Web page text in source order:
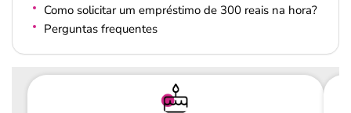
Como solicitar um empréstimo de 300 reais na hora?
Perguntas frequentes